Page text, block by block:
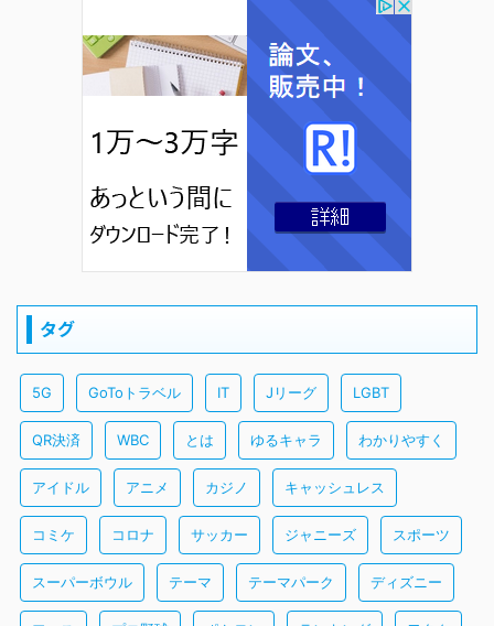
タグ
5G GoToトラベル IT Jリーグ LGBT
QR決済 WBC とは ゆるキャラ わかりやすく
アイドル アニメ カジノ キャッシュレス
コミケ コロナ サッカー ジャニーズ スポーツ
スーパーボウル テーマ テーマパーク ディズニー